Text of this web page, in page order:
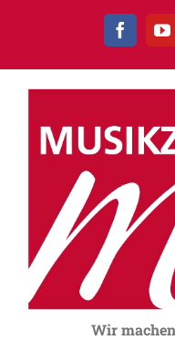
Facebook
Wir